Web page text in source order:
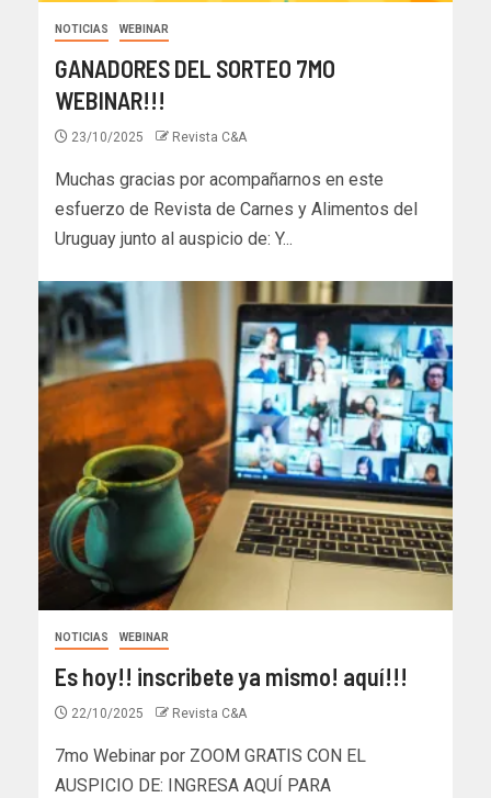
NOTICIAS WEBINAR
GANADORES DEL SORTEO 7MO
WEBINAR!!!
23/10/2025 Revista C&A
Muchas gracias por acompañarnos en este
esfuerzo de Revista de Carnes y Alimentos del
Uruguay junto al auspicio de: Y...
NOTICIAS WEBINAR
Es hoy!! inscribete ya mismo! aquí!!!
22/10/2025 Revista C&A
7mo Webinar por ZOOM GRATIS CON EL
AUSPICIO DE: INGRESA AQUÍ PARA